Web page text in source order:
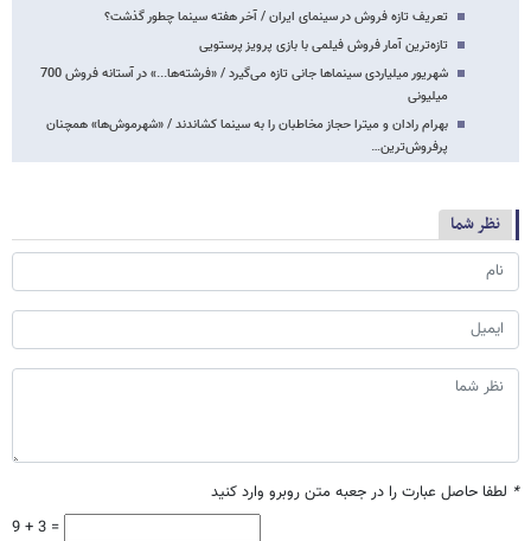
تعریف تازه فروش در سینمای ایران / آخر هفته سینما چطور گذشت؟
تازه‌ترین آمار فروش فیلمی با بازی پرویز پرستویی
شهریور میلیاردی سینماها جانی تازه می‌گیرد / «فرشته‌ها...» در آستانه فروش 700
میلیونی
بهرام رادان و میترا حجاز مخاطبان را به سینما کشاندند / «شهرموش‌ها» همچنان
پرفروش‌ترین…
نظر شما
* لطفا حاصل عبارت را در جعبه متن روبرو وارد کنید
9 + 3 =